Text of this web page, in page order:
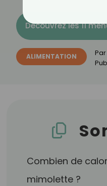
Découvrez les 11
ALIMENTATION Par
Combien de
mimolette ?